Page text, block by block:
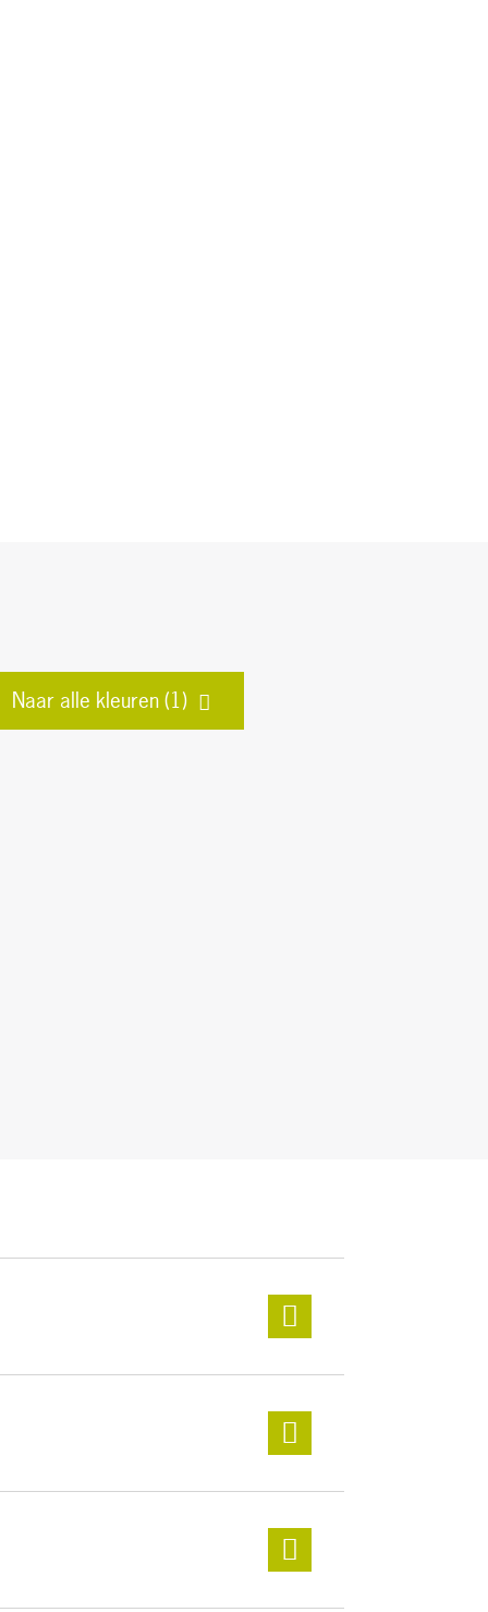
Naar alle kleuren (1)